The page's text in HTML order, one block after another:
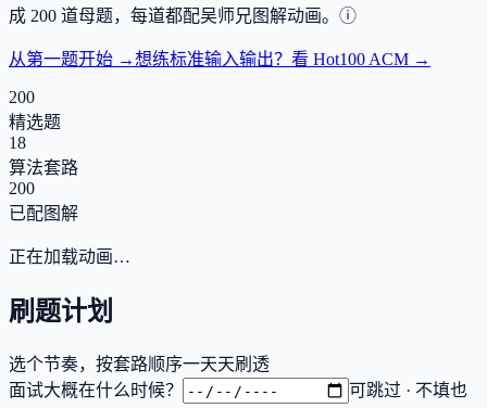
成 200 道母题，每道都配吴师兄图解动画。 ⓘ
从第一题开始 →想练标准输入输出？看 Hot100 ACM →
200
精选题
18
算法套路
200
已配图解
正在加载动画…
刷题计划
选个节奏，按套路顺序一天天刷透
面试大概在什么时候？
可跳过 · 不填也